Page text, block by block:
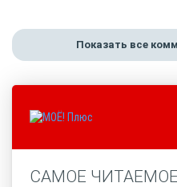
Показать все
САМОЕ ЧИТАЕМОЕ